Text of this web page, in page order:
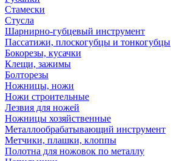
Стамески
Стусла
Шарнирно-губцевый инструмент
Пассатижи, плоскогубцы и тонкогубцы
Бокорезы, кусачки
Клещи, зажимы
Болторезы
Ножницы, ножи
Ножи строительные
Лезвия для ножей
Ножницы хозяйственные
Металлообрабатывающий инструмент
Метчики, плашки, клоппы
Полотна для ножовок по металлу